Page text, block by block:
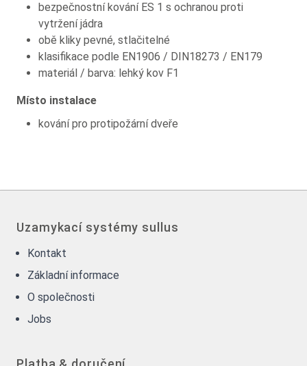
bezpečnostní kování ES 1 s ochranou proti
vytržení jádra
obě kliky pevné, stlačitelné
klasifikace podle EN1906 / DIN18273 / EN179
materiál / barva: lehký kov F1
Místo instalace
kování pro protipožární dveře
Uzamykací systémy sullus
Kontakt
Základní informace
O společnosti
Jobs